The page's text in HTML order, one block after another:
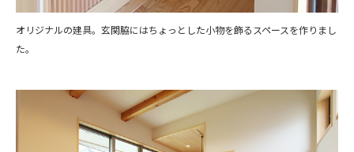
オリジナルの建具。玄関脇にはちょっとした小物を飾るスペースを作りまし
た。